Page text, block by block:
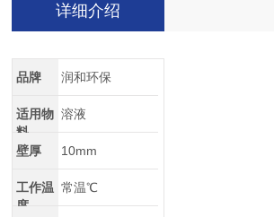
详细介绍
品牌 润和环保
适用物
料
溶液
壁厚 10mm
工作温
度
常温℃